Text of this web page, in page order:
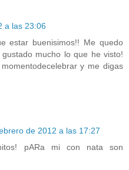
a las 23:06
estar buenisimos!! Me quedo
mucho lo que he visto!
y me digas
de 2012 a las 17:27
pARa mi con nata son